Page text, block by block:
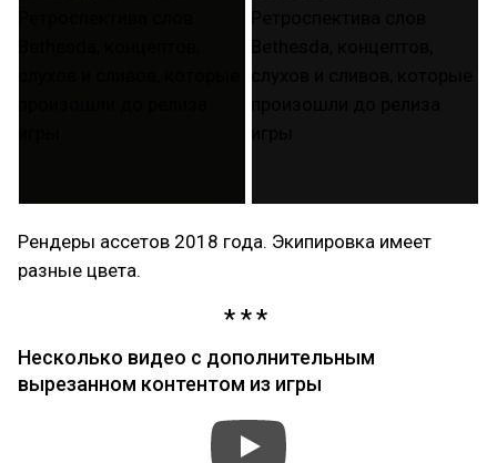
Рендеры ассетов 2018 года. Экипировка имеет
разные цвета.
Несколько видео с дополнительным
вырезанном контентом из игры